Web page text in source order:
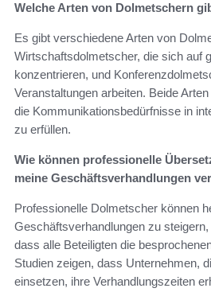
Welche Arten von Dolmetschern
Es gibt verschiedene Arten von
Wirtschaftsdolmetscher, die sich auf
konzentrieren, und
Veranstaltungen arbeiten. Beide
die Kommunikationsbedürfnisse in
zu erfüllen.
Wie können professionelle
meine Geschäftsverhandlungen
Professionelle Dolmetscher können
Geschäftsverhandlungen zu
dass alle Beteiligten die
Studien zeigen, dass Unternehmen,
einsetzen, ihre Verhandlungszeiten